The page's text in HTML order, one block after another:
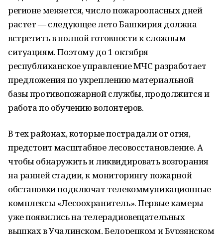
регионе меняется, число пожароопасных дней
растет — следующее лето Башкирия должна
встретить в полной готовности к сложным
ситуациям. Поэтому до 1 октября
республиканское управление МЧС разработает
предложения по укреплению материальной
базы противопожарной службы, продолжится и
работа по обучению волонтеров.
В тех районах, которые пострадали от огня,
предстоит масштабное лесовосстановление. А
чтобы обнаружить и ликвидировать возгорания
на ранней стадии, к мониторингу пожарной
обстановки подключат телекоммуникационные
комплексы «Лесоохранитель». Первые камеры
уже появились на телерадиовещательных
вышках в Учалинском, Белорецком и Бурзянском